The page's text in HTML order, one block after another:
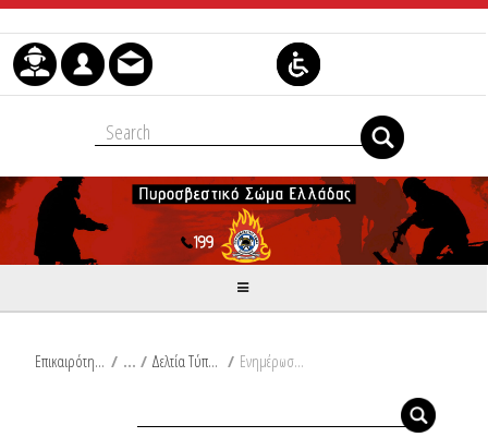
Skip to Content
Επικαιρότητα / Δελτία Τύπου / Ενημέρωση για τις αγροτοδασικές πυρκαγιές του τελευταίου 24ωρου από Ω/18:00/17-06-2025 έως Ω/18:00/18-06-2025